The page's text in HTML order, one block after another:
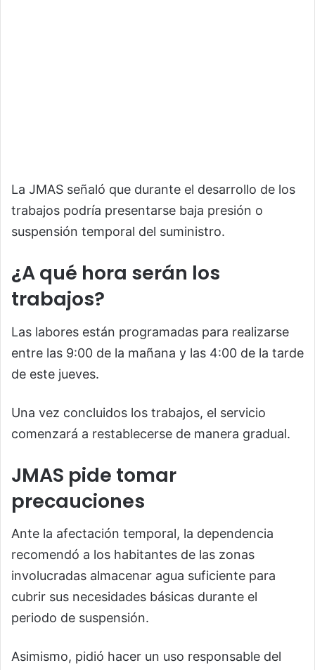
La JMAS señaló que durante el desarrollo de los
trabajos podría presentarse baja presión o
suspensión temporal del suministro.
¿A qué hora serán los
trabajos?
Las labores están programadas para realizarse
entre las 9:00 de la mañana y las 4:00 de la tarde
de este jueves.
Una vez concluidos los trabajos, el servicio
comenzará a restablecerse de manera gradual.
JMAS pide tomar
precauciones
Ante la afectación temporal, la dependencia
recomendó a los habitantes de las zonas
involucradas almacenar agua suficiente para
cubrir sus necesidades básicas durante el
periodo de suspensión.
Asimismo, pidió hacer un uso responsable del